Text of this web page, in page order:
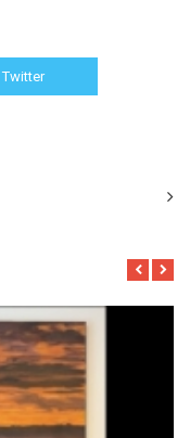
Twitter